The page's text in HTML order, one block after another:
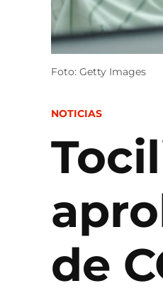
Foto: Getty Images
POSTED
NOTICIAS
de